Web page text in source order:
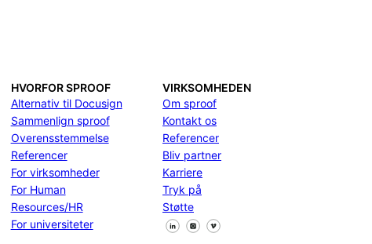
HVORFOR SPROOF
Alternativ til Docusign
Sammenlign sproof
Overensstemmelse
Referencer
For virksomheder
For Human
Resources/HR
For universiteter
VIRKSOMHEDEN
Om sproof
Kontakt os
Referencer
Bliv partner
Karriere
Tryk på
Støtte
Følg os på Facebook
Følg os på X
Følg os på LinkedIn